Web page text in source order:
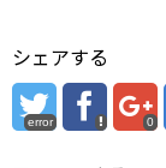
シェアする
error 0